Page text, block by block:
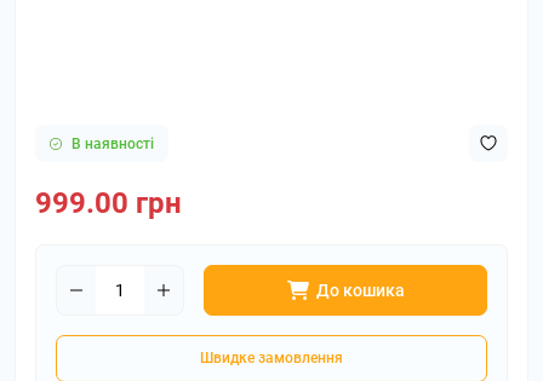
В наявності
999.00 грн
До кошика
Швидке замовлення